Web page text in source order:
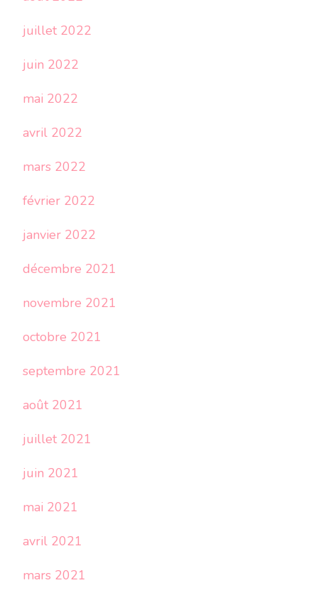
juillet 2022
juin 2022
mai 2022
avril 2022
mars 2022
février 2022
janvier 2022
décembre 2021
novembre 2021
octobre 2021
septembre 2021
août 2021
juillet 2021
juin 2021
mai 2021
avril 2021
mars 2021